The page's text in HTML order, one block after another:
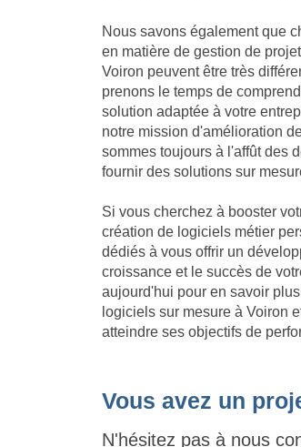
Nous savons également que
en matière de gestion de
Voiron peuvent être très
prenons le temps de
solution adaptée à votre
notre mission d'amélioration
sommes toujours à l'affût des
fournir des solutions sur
Si vous cherchez à booster
création de logiciels métier
dédiés à vous offrir un
croissance et le succès de
aujourd'hui pour en savoir
logiciels sur mesure à Voiron
atteindre ses objectifs de
Vous avez un
N'hésitez pas à nous